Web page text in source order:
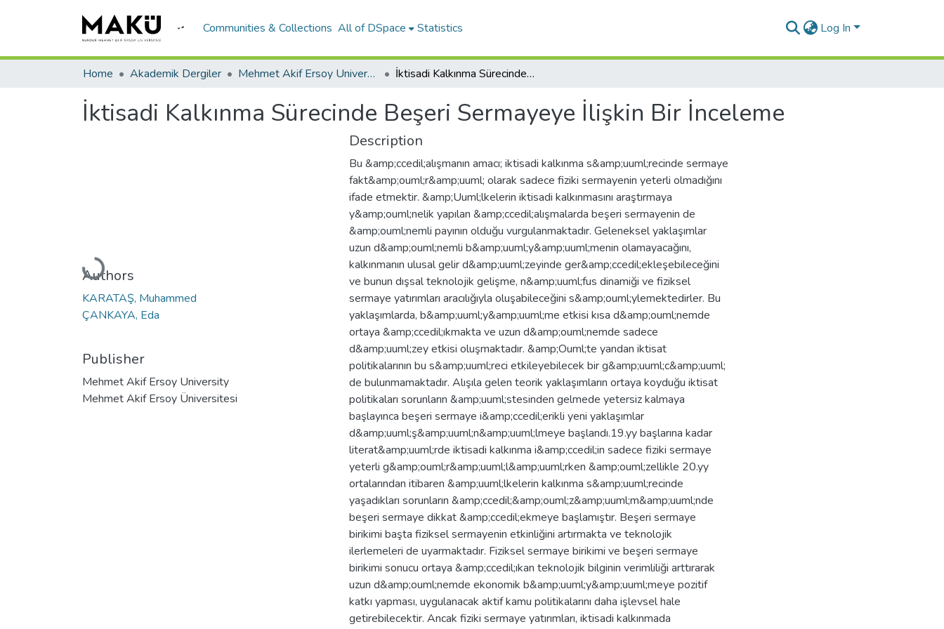
Communities & Collections All of DSpace Statistics Log In
Home Akademik Dergiler Mehmet Akif Ersoy University Journal of Social Sciences Institute İktisadi Kalkınma Sürecinde Beşeri Sermayeye İlişkin Bir İnceleme
İktisadi Kalkınma Sürecinde Beşeri Sermayeye İlişkin Bir İnceleme
Loading...
Authors
KARATAŞ, Muhammed
ÇANKAYA, Eda
Publisher
Mehmet Akif Ersoy University
Mehmet Akif Ersoy Üniversitesi
Description
Bu &amp;ccedil;alışmanın amacı; iktisadi kalkınma s&amp;uuml;recinde sermaye
fakt&amp;ouml;r&amp;uuml; olarak sadece fiziki sermayenin yeterli olmadığını
ifade etmektir. &amp;Uuml;lkelerin iktisadi kalkınmasını araştırmaya
y&amp;ouml;nelik yapılan &amp;ccedil;alışmalarda beşeri sermayenin de
&amp;ouml;nemli payının olduğu vurgulanmaktadır. Geleneksel yaklaşımlar
uzun d&amp;ouml;nemli b&amp;uuml;y&amp;uuml;menin olamayacağını,
kalkınmanın ulusal gelir d&amp;uuml;zeyinde ger&amp;ccedil;ekleşebileceğini
ve bunun dışsal teknolojik gelişme, n&amp;uuml;fus dinamiği ve fiziksel
sermaye yatırımları aracılığıyla oluşabileceğini s&amp;ouml;ylemektedirler. Bu
yaklaşımlarda, b&amp;uuml;y&amp;uuml;me etkisi kısa d&amp;ouml;nemde
ortaya &amp;ccedil;ıkmakta ve uzun d&amp;ouml;nemde sadece
d&amp;uuml;zey etkisi oluşmaktadır. &amp;Ouml;te yandan iktisat
politikalarının bu s&amp;uuml;reci etkileyebilecek bir g&amp;uuml;c&amp;uuml;
de bulunmamaktadır. Alışıla gelen teorik yaklaşımların ortaya koyduğu iktisat
politikaları sorunların &amp;uuml;stesinden gelmede yetersiz kalmaya
başlayınca beşeri sermaye i&amp;ccedil;erikli yeni yaklaşımlar
d&amp;uuml;ş&amp;uuml;n&amp;uuml;lmeye başlandı.19.yy başlarına kadar
literat&amp;uuml;rde iktisadi kalkınma i&amp;ccedil;in sadece fiziki sermaye
yeterli g&amp;ouml;r&amp;uuml;l&amp;uuml;rken &amp;ouml;zellikle 20.yy
ortalarından itibaren &amp;uuml;lkelerin kalkınma s&amp;uuml;recinde
yaşadıkları sorunların &amp;ccedil;&amp;ouml;z&amp;uuml;m&amp;uuml;nde
beşeri sermaye dikkat &amp;ccedil;ekmeye başlamıştır. Beşeri sermaye
birikimi başta fiziksel sermayenin etkinliğini artırmakta ve teknolojik
ilerlemeleri de uyarmaktadır. Fiziksel sermaye birikimi ve beşeri sermaye
birikimi sonucu ortaya &amp;ccedil;ıkan teknolojik bilginin verimliliği arttırarak
uzun d&amp;ouml;nemde ekonomik b&amp;uuml;y&amp;uuml;meye pozitif
katkı yapması, uygulanacak aktif kamu politikalarını daha işlevsel hale
getirebilecektir. Ancak fiziki sermaye yatırımları, iktisadi kalkınmada